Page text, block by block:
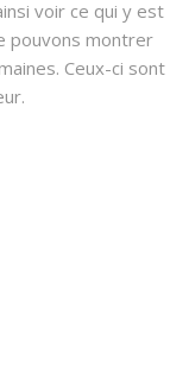
voir ce qui y est
pouvons montrer
Ceux-ci sont